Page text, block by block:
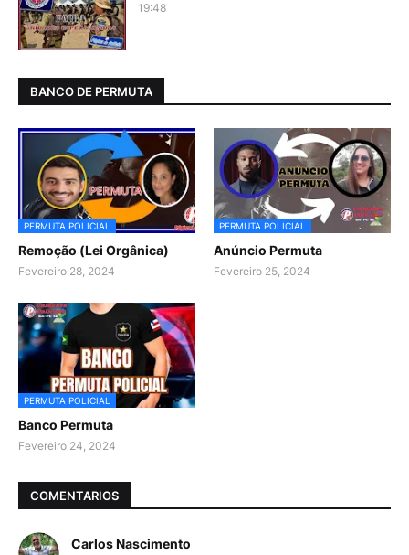
19:48
BANCO DE PERMUTA
PERMUTA POLICIAL
Remoção (Lei Orgânica)
Fevereiro 28, 2024
PERMUTA POLICIAL
Anúncio Permuta
Fevereiro 25, 2024
PERMUTA POLICIAL
Banco Permuta
Fevereiro 24, 2024
COMENTARIOS
Carlos Nascimento